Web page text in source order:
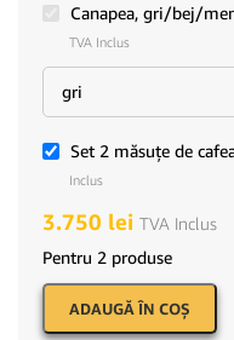
Canapea, gri/bej/
TVA Inclus
Set 2 măsuţe de
Inclus
3.750 lei TVA Inclus
Pentru 2 produse
ADAUGĂ ÎN COŞ